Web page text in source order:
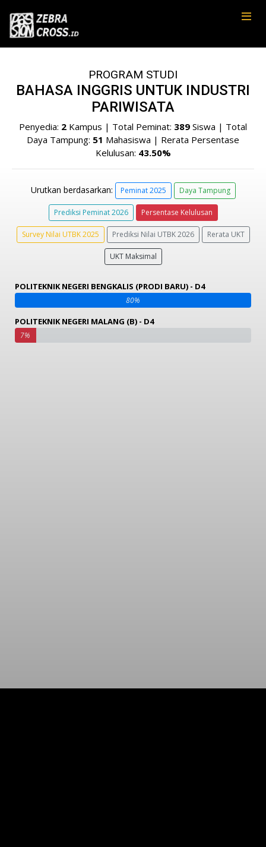
PROGRAM STUDI
BAHASA INGGRIS UNTUK INDUSTRI
PARIWISATA
Penyedia: 2 Kampus | Total Peminat: 389 Siswa | Total
Daya Tampung: 51 Mahasiswa | Rerata Persentase
Kelulusan: 43.50%
Urutkan berdasarkan: Peminat 2025 Daya Tampung
Prediksi Peminat 2026 Persentase Kelulusan
Survey Nilai UTBK 2025 Prediksi Nilai UTBK 2026 Rerata UKT
UKT Maksimal
POLITEKNIK NEGERI BENGKALIS (PRODI BARU) - D4
80%
POLITEKNIK NEGERI MALANG (B) - D4
7%